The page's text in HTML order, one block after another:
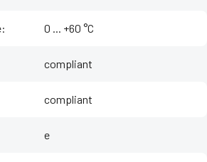
: ‌0 ... +60 °C
compliant
compliant
e